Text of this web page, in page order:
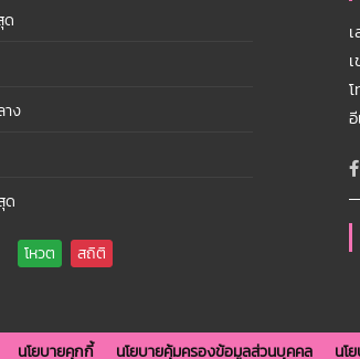
ด
ง
ด
นโยบายคุกกี้ นโยบายคุ้มครองข้อมูลส่วนบุคคล นโ